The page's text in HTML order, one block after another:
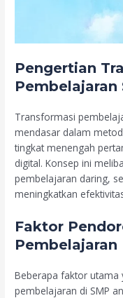
Pengertian
Pembelajaran
Transformasi
mendasar dalam
tingkat menengah
digital. Konsep ini
pembelajaran daring,
meningkatkan
Faktor
Pembelajaran
Beberapa faktor
pembelajaran di SMP